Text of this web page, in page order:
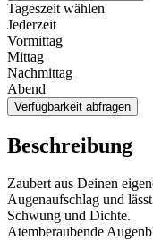
Tageszeit wählen
Jederzeit
Vormittag
Mittag
Nachmittag
Abend
Verfügbarkeit abfragen
Beschreibung
Zaubert aus Deinen
Augenaufschlag und
Schwung und Dichte.
Atemberaubende